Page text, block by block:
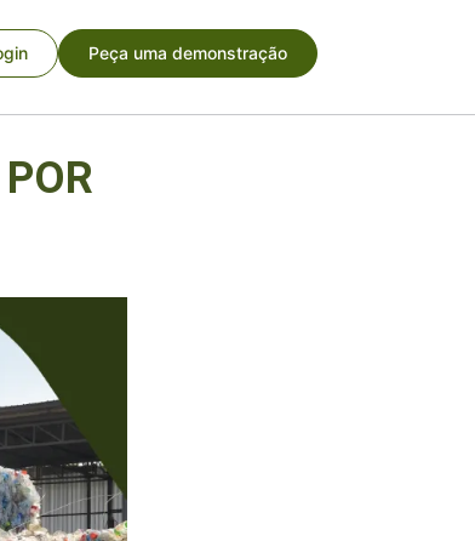
Peça uma demonstração